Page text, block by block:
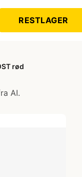
RESTLAGER
rød
AI.